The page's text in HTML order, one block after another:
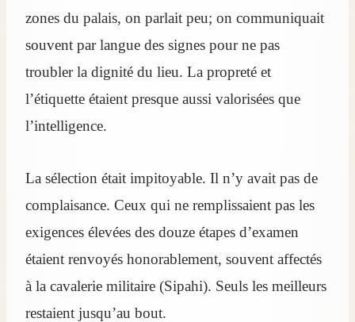
zones du palais, on parlait peu; on communiquait
souvent par langue des signes pour ne pas
troubler la dignité du lieu. La propreté et
l’étiquette étaient presque aussi valorisées que
l’intelligence.
La sélection était impitoyable. Il n’y avait pas de
complaisance. Ceux qui ne remplissaient pas les
exigences élevées des douze étapes d’examen
étaient renvoyés honorablement, souvent affectés
à la cavalerie militaire (Sipahi). Seuls les meilleurs
restaient jusqu’au bout.